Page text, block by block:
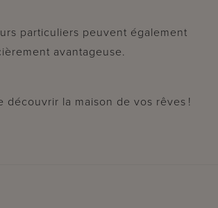
particuliers peuvent également
avantageuse.
découvrir la maison de vos rêves !